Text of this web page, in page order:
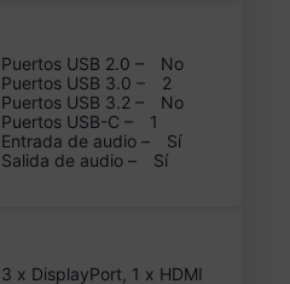
Puertos USB 2.0 –
No
Puertos USB 3.0 –
2
Puertos USB 3.2 –
No
Puertos USB-C –
1
Entrada de audio –
Sí
Salida de audio –
Sí
3 x DisplayPort, 1 x HDMI